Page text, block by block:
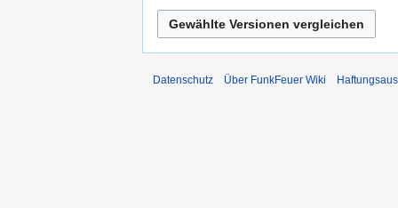
Datenschutz Über FunkFeuer Wiki